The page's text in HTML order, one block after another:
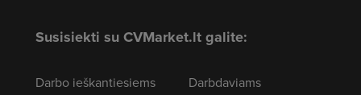
Susisiekti su CVMarket.lt galite:
Darbo ieškantiesiems Darbdaviams